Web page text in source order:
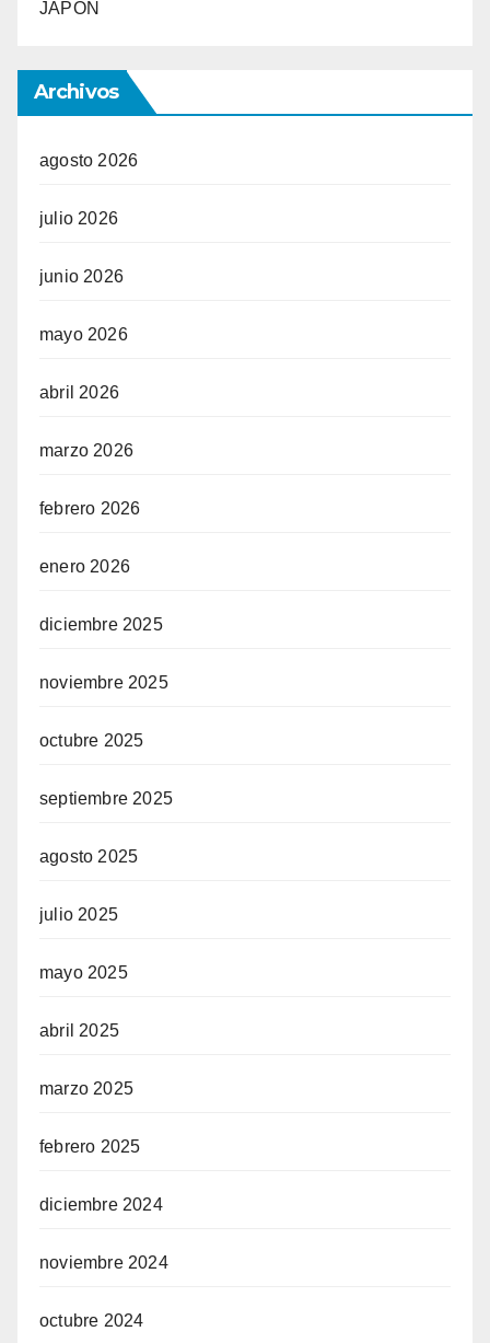
JAPON
Archivos
agosto 2026
julio 2026
junio 2026
mayo 2026
abril 2026
marzo 2026
febrero 2026
enero 2026
diciembre 2025
noviembre 2025
octubre 2025
septiembre 2025
agosto 2025
julio 2025
mayo 2025
abril 2025
marzo 2025
febrero 2025
diciembre 2024
noviembre 2024
octubre 2024